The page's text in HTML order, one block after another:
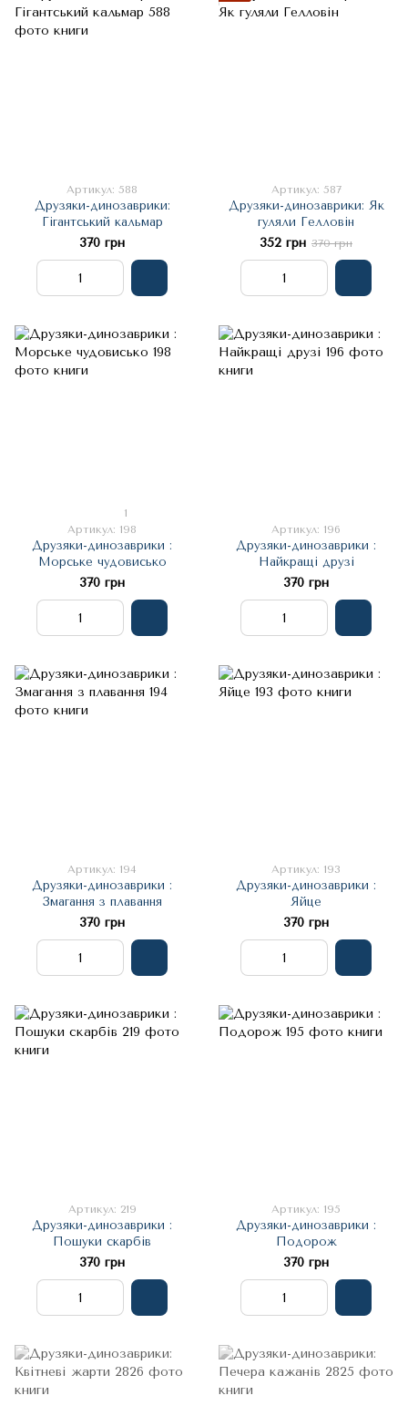
Артикул: 588
Друзяки-динозаврики:
Гігантський кальмар
370 грн
Артикул: 587
Друзяки-динозаврики: Як
гуляли Гелловін
352 грн 370 грн
1
Артикул: 198
Друзяки-динозаврики :
Морське чудовисько
370 грн
Артикул: 196
Друзяки-динозаврики :
Найкращі друзі
370 грн
Артикул: 194
Друзяки-динозаврики :
Змагання з плавання
370 грн
Артикул: 193
Друзяки-динозаврики :
Яйце
370 грн
Артикул: 219
Друзяки-динозаврики :
Пошуки скарбів
370 грн
Артикул: 195
Друзяки-динозаврики :
Подорож
370 грн